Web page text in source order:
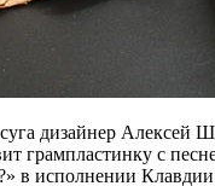
дизайнер Алексей
грампластинку с
в исполнении